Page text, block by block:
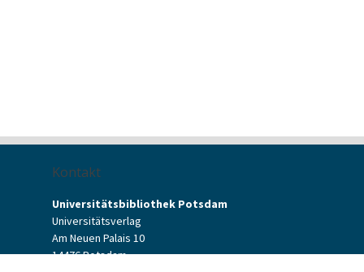
Kontakt
Universitätsbibliothek Potsdam
Universitätsverlag
Am Neuen Palais 10
14476 Potsdam